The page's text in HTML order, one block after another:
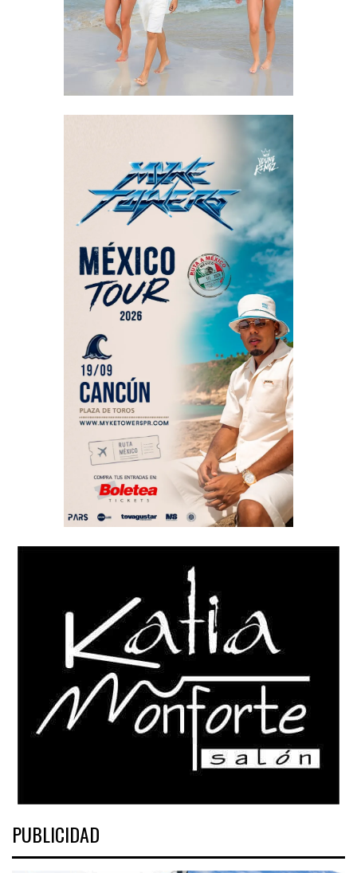
PUBLICIDAD